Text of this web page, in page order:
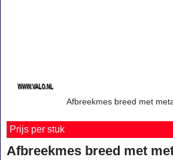
Afbreekmes breed met
Prijs per stuk
Afbreekmes breed met